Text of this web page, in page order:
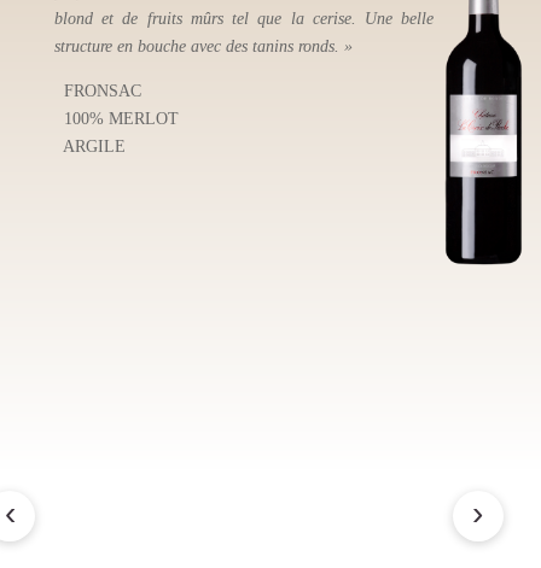
blond et de fruits mûrs tel que la cerise. Une belle
structure en bouche avec des tanins ronds. »
FRONSAC
100% MERLOT
ARGILE
intenses. En
notes de
très beau
conservé. »
FRONSAC
100%
ARGILE